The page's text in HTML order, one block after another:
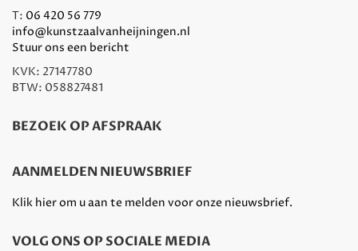
T: 06 420 56 779
info@kunstzaalvanheijningen.nl
Stuur ons een bericht
KVK: 27147780
BTW: 058827481
BEZOEK OP AFSPRAAK
AANMELDEN NIEUWSBRIEF
Klik hier om u aan te melden voor onze nieuwsbrief.
VOLG ONS OP SOCIALE MEDIA